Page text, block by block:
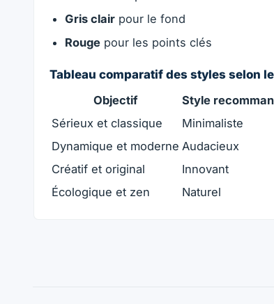
Gris clairpour le fond
Rougepour les points clés
Tableau comparatif des styles selon
Objectif
Style
Sérieux et classique
Minimaliste
Dynamique et moderne Audacieux
Créatif et original
Innovant
Écologique et zen
Naturel